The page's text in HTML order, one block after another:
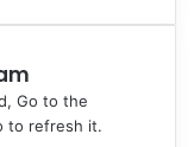
Go to the
to refresh it.